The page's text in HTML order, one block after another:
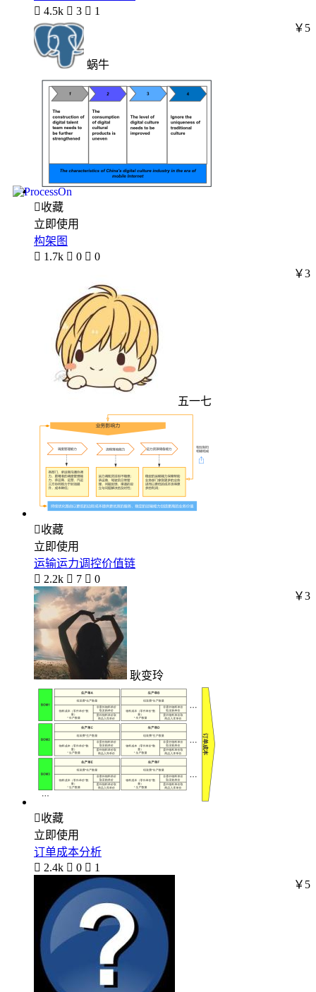
 4.5k  3  1
蜗牛
￥5
收藏
立即使用
构架图
 1.7k  0  0
五一七
￥3
收藏
立即使用
运输运力调控价值链
 2.2k  7  0
耿变玲
￥3
收藏
立即使用
订单成本分析
 2.4k  0  1
￥5